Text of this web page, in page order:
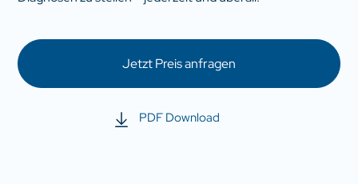
Jetzt Preis anfragen
PDF Download